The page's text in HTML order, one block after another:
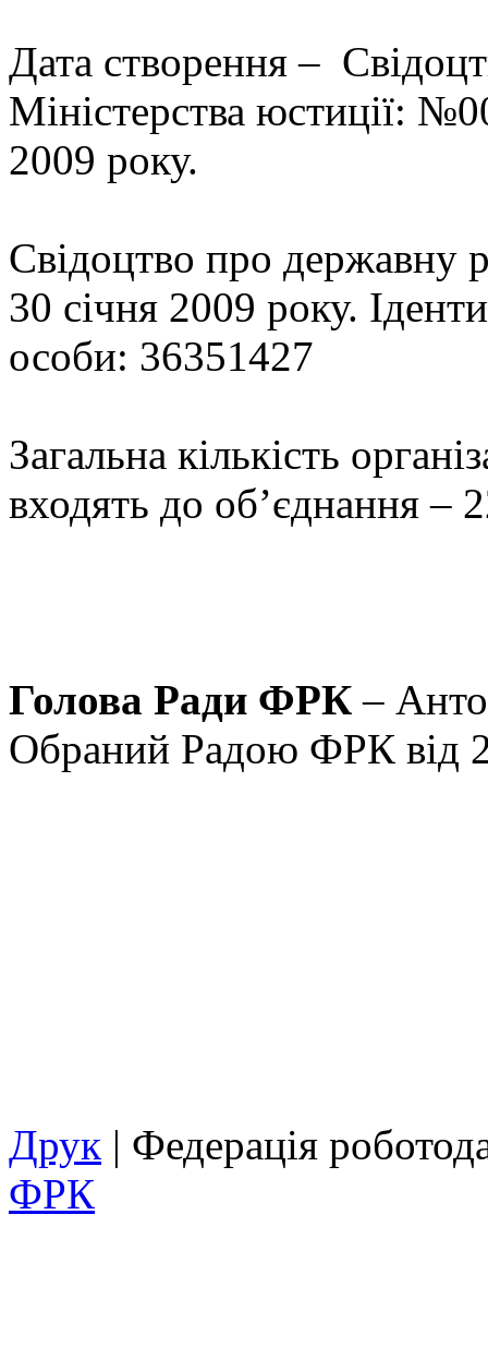
Дата створення –
Міністерства юстиції:
2009 року.
Свідоцтво про державну
30 січня 2009 року.
особи: 36351427
Загальна кількість
входять до об’єднання –
Голова Ради ФРК –
Обраний Радою ФРК від
Друк | Федерація
ФРК